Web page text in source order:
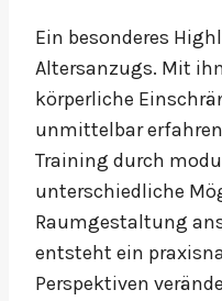
Ein besonderes
Altersanzugs. Mit
körperliche
unmittelbar
Training durch
unterschiedliche
Raumgestaltung
entsteht ein
Perspektiven